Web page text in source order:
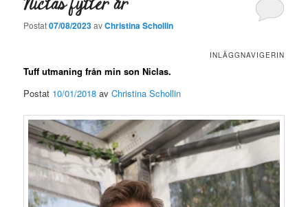
Postat07/08/2023avChristina Schollin
INLÄGGNAVIGERIN
Tuff utmaning från min son Niclas.
Postat 10/01/2018 avChristina Schollin